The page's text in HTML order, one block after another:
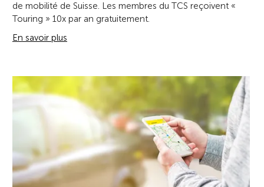
de mobilité de Suisse. Les membres du TCS reçoivent «
Touring » 10x par an gratuitement.
En savoir plus